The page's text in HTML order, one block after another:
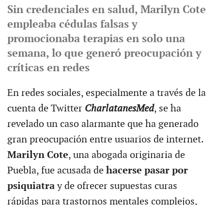
Sin credenciales en salud, Marilyn Cote
empleaba cédulas falsas y
promocionaba terapias en solo una
semana, lo que generó preocupación y
críticas en redes
En redes sociales, especialmente a través de la
cuenta de Twitter CharlatanesMed, se ha
revelado un caso alarmante que ha generado
gran preocupación entre usuarios de internet.
Marilyn Cote, una abogada originaria de
Puebla, fue acusada de hacerse pasar por
psiquiatray de ofrecer supuestas curas
rápidas para trastornos mentales complejos,